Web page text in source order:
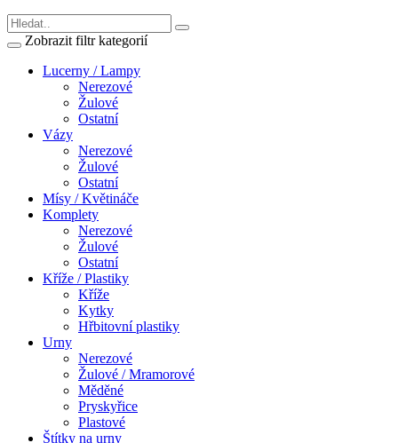
Zobrazit filtr kategorií
Lucerny / Lampy
Nerezové
Žulové
Ostatní
Vázy
Nerezové
Žulové
Ostatní
Mísy / Květináče
Komplety
Nerezové
Žulové
Ostatní
Kříže / Plastiky
Kříže
Kytky
Hřbitovní plastiky
Urny
Nerezové
Žulové / Mramorové
Měděné
Pryskyřice
Plastové
Štítky na urny